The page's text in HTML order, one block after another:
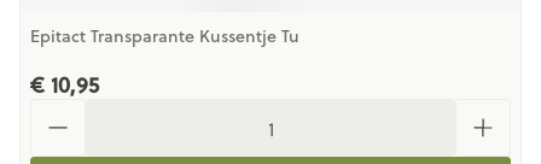
Epitact Transparante Kussentje Tu
€ 10,95